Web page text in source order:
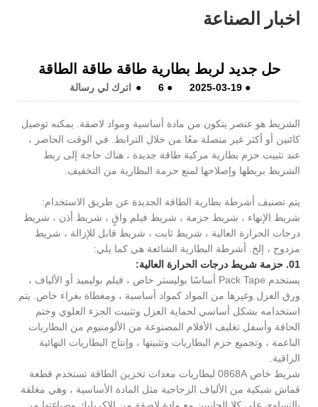
اخبار الصناعة
حل جديد لربط بطارية طاقة طاقة الطاقة
●
2025-03-19
●
6
● اترك لي رسالة
الشريط هو عنصر يتكون من مادة أساسية ومواد لاصقة. يمكنه توصيل
كائنين أو أكثر غير متصلة معًا من خلال الترابط. في الوقت الحاضر ،
عند تثبيت حزم بطارية مركبة طاقة جديدة ، هناك حاجة إلى ربط
الشريط بربطها وإصلاحها لمنع حزمة البطارية من التخفيف.
يتم تصنيف أشرطة بطارية الطاقة الجديدة عن طريق الاستخدام:
شريط الإنهاء ، شريط حزمة ، شريط فيلم واقٍ ، شريط أذن ، شريط
درجات الحرارة العالية ، شريط ثابت ، شريط قابل للإزالة ، شريط
مزدوج ، إلخ. أشرطة البطارية الشائعة هي كما يلي:
01. حزمة شريط درجات الحرارة العالية:
يستخدم Pack Tape أساسًا بوليستر خاص ، فيلم بوليميد أو الألياف ،
ورق العزل وغيرها من المواد كمواد أساسية ، ومغطاة بغراء خاص. يتم
استخدامه بشكل أساسي لحماية العزل وتثبيت الجزء العلوي وختم
الحافة وأسفل تغليف الأفلام المصنوعة من الألومنيوم من البطاريات
الناعمة ، وتجميع حزم البطاريات وتثبيتها ، وإنتاج البطاريات النهائية
الراقية.
شريط خاص 0868A لبطاريات معدات تخزين الطاقة تستخدم قطعة
قماش شبكية من الألياف الزجاجية مثل المادة الأساسية ، وهي مغلفة